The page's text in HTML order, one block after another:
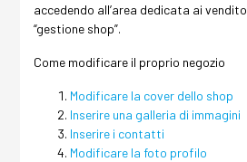
accedendo all’area dedicata ai
“gestione shop”.
Come modificare il proprio negozio
Modificare la cover dello shop
Inserire una galleria di immagini
Inserire i contatti
Modificare la foto profilo